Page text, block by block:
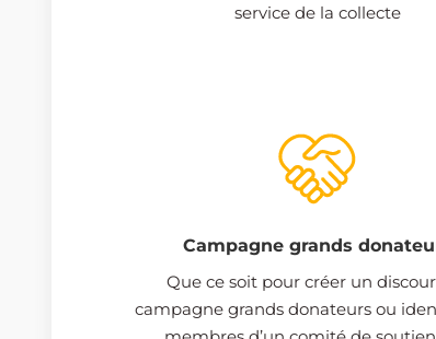
service de la collecte
Campagne grands
Que ce soit pour créer un
campagne grands donateurs ou